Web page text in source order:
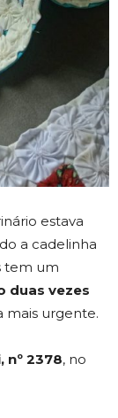
estava
a cadelinha
tem um
duas vezes
mais urgente.
nº 2378, no